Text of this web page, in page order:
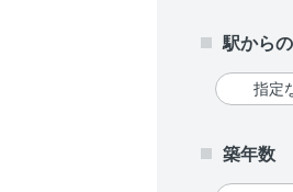
駅から
築年数